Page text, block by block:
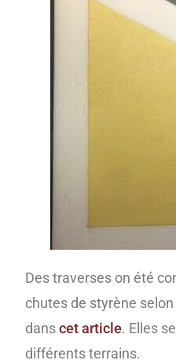
Des traverses on été
chutes de styrène
danscet article. Elles
différents terrains.